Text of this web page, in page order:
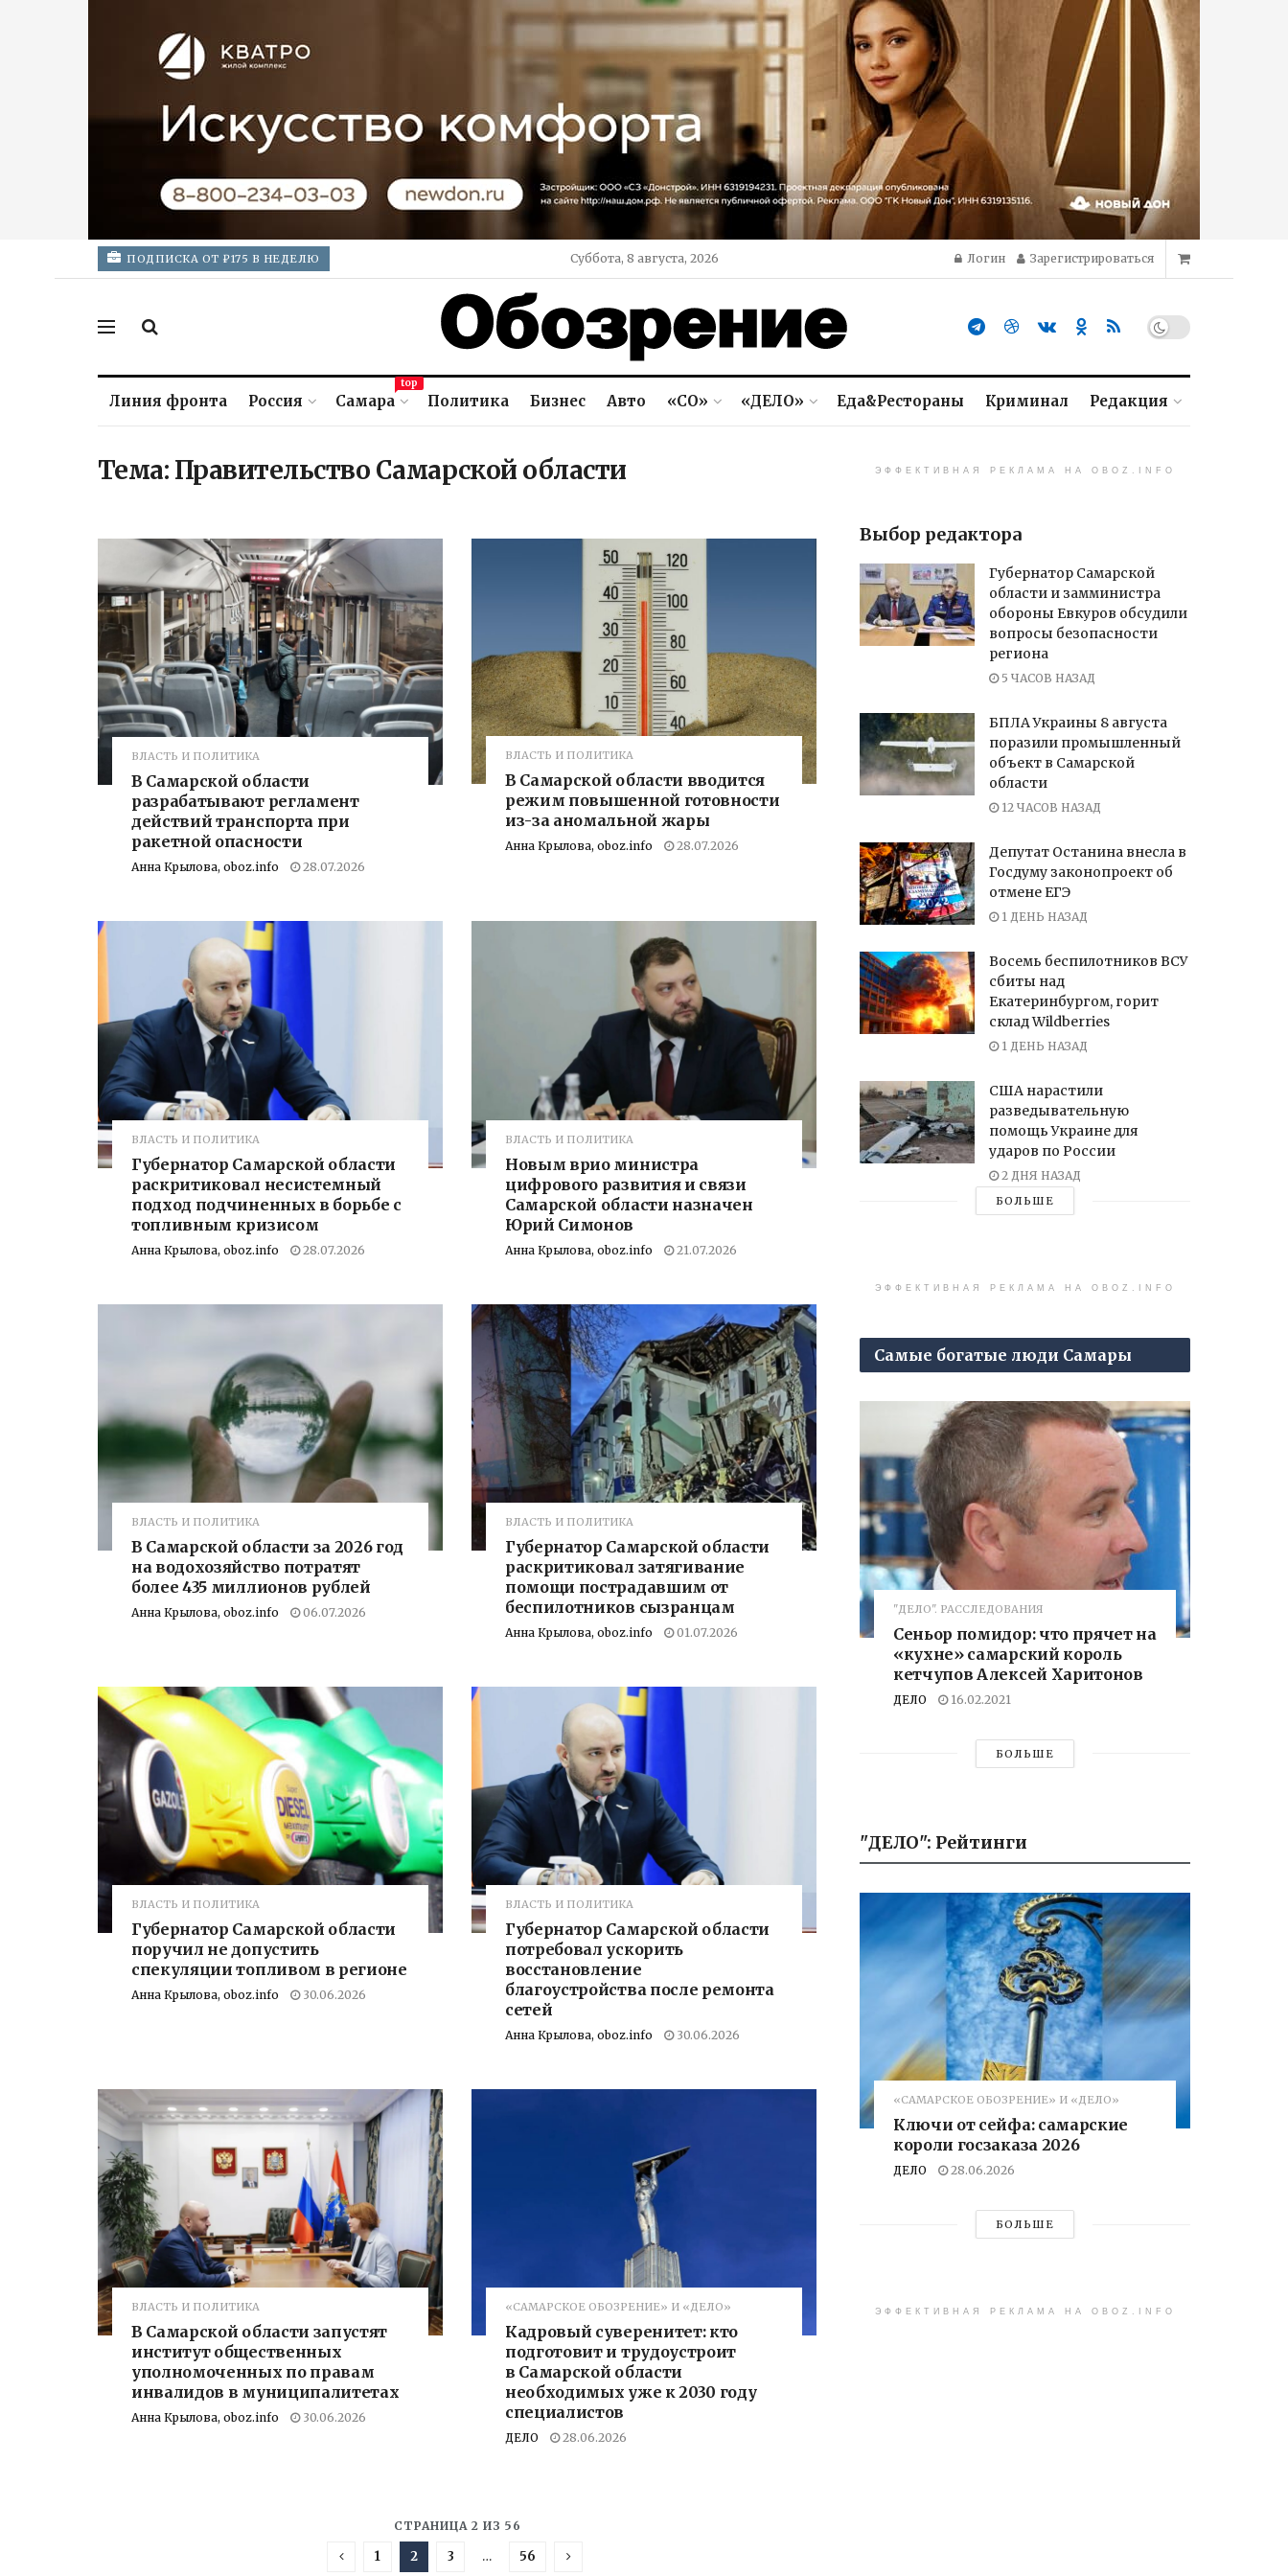
ПОДПИСКА ОТ ₽175 В НЕДЕЛЮ Суббота, 8 августа, 2026 Логин Зарегистрироваться
Линия фронта Россия Самара
top
Политика Бизнес Авто «СО» «ДЕЛО» Еда&Рестораны Криминал Редакция
Тема: Правительство Самарской области
ВЛАСТЬ И ПОЛИТИКА
В Самарской области
разрабатывают регламент
действий транспорта при
ракетной опасности
Анна Крылова, oboz.info 28.07.2026
ВЛАСТЬ И ПОЛИТИКА
В Самарской области вводится
режим повышенной готовности
из-за аномальной жары
Анна Крылова, oboz.info 28.07.2026
ВЛАСТЬ И ПОЛИТИКА
Губернатор Самарской области
раскритиковал несистемный
подход подчиненных в борьбе с
топливным кризисом
Анна Крылова, oboz.info 28.07.2026
ВЛАСТЬ И ПОЛИТИКА
Новым врио министра
цифрового развития и связи
Самарской области назначен
Юрий Симонов
Анна Крылова, oboz.info 21.07.2026
ВЛАСТЬ И ПОЛИТИКА
В Самарской области за 2026 год
на водохозяйство потратят
более 435 миллионов рублей
Анна Крылова, oboz.info 06.07.2026
ВЛАСТЬ И ПОЛИТИКА
Губернатор Самарской области
раскритиковал затягивание
помощи пострадавшим от
беспилотников сызранцам
Анна Крылова, oboz.info 01.07.2026
ВЛАСТЬ И ПОЛИТИКА
Губернатор Самарской области
поручил не допустить
спекуляции топливом в регионе
Анна Крылова, oboz.info 30.06.2026
ВЛАСТЬ И ПОЛИТИКА
Губернатор Самарской области
потребовал ускорить
восстановление
благоустройства после ремонта
сетей
Анна Крылова, oboz.info 30.06.2026
ВЛАСТЬ И ПОЛИТИКА
В Самарской области запустят
институт общественных
уполномоченных по правам
инвалидов в муниципалитетах
Анна Крылова, oboz.info 30.06.2026
«САМАРСКОЕ ОБОЗРЕНИЕ» И «ДЕЛО»
Кадровый суверенитет: кто
подготовит и трудоустроит
в Самарской области
необходимых уже к 2030 году
специалистов
ДЕЛО 28.06.2026
СТРАНИЦА 2 ИЗ 56
1 2 3 … 56
ЭФФЕКТИВНАЯ РЕКЛАМА НА OBOZ.INFO
Выбор редактора
Губернатор Самарской
области и замминистра
обороны Евкуров обсудили
вопросы безопасности
региона
5 ЧАСОВ НАЗАД
БПЛА Украины 8 августа
поразили промышленный
объект в Самарской
области
12 ЧАСОВ НАЗАД
Депутат Останина внесла в
Госдуму законопроект об
отмене ЕГЭ
1 ДЕНЬ НАЗАД
Восемь беспилотников ВСУ
сбиты над
Екатеринбургом, горит
склад Wildberries
1 ДЕНЬ НАЗАД
США нарастили
разведывательную
помощь Украине для
ударов по России
2 ДНЯ НАЗАД
БОЛЬШЕ
ЭФФЕКТИВНАЯ РЕКЛАМА НА OBOZ.INFO
Самые богатые люди Самары
"ДЕЛО". РАССЛЕДОВАНИЯ
Сеньор помидор: что прячет на
«кухне» самарский король
кетчупов Алексей Харитонов
ДЕЛО 16.02.2021
БОЛЬШЕ
"ДЕЛО": Рейтинги
«САМАРСКОЕ ОБОЗРЕНИЕ» И «ДЕЛО»
Ключи от сейфа: самарские
короли госзаказа 2026
ДЕЛО 28.06.2026
БОЛЬШЕ
ЭФФЕКТИВНАЯ РЕКЛАМА НА OBOZ.INFO